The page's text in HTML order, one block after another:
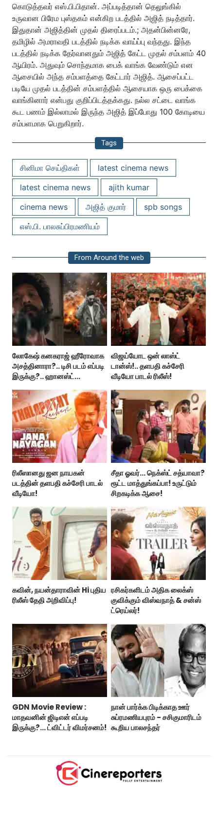
கொடுத்தவர் எஸ்.பி.பிதான். அப்படித்தான் தெலுங்கில்
உருவான பிரேம புஸ்தகம் என்கிற படத்தில் அஜித் நடித்தார்.
இதுதான் அஜித்தின் முதல் திரைப்படம்.; அதன்பின்னரே,
தமிழில் அமராவதி படத்தில் நடிக்க வாய்ப்பு வந்தது. இந்த
படத்தில் நடிக்க தேர்வானதும் அஜித் கேட்ட முதல் சம்பளம் 40
ஆயிரம். அதுவும் சொந்தமாக பைக் வாங்க வேண்டும் என
ஆசையில் அந்த சம்பளத்தை கேட்டார் அஜித். ஆசைப்பட்ட
படியே முதல் படத்தின் சம்பளத்தில் ஆசையாக ஒரு பைக்கை
வாங்கினார் என்பது குறிப்பிடத்தக்கது. நல்ல சட்டை வாங்க
கூட பணம் இல்லாமல் இருந்த அஜித் இப்போது 100 கோடியை
சம்பளமாக பெறுகிறார்.
Tags
சினிமா செய்திகள்
latest cinema news
latest cinema news
ajith kumar
cinema news
அஜித் குமார்
spb songs
எஸ்.பி. பாலசுப்பிரமணியம்
From Around the web
லோகேஷ் கனகராஜ் ஹீரோவாக
அசத்தினாரா?.. டிசி படம் எப்படி
இருக்கு?.. ஹானஸ்ட்
விஜய்யோட ஒன் லாஸ்ட்
டான்ஸ்!.. தளபதி கச்சேரி
வீடியோ பாடல் ரிலீஸ்!
ரிலீஸானது ஜன நாயகன்
படத்தின் தளபதி கச்சேரி பாடல்
வீடியோ!
சீதா ஓவர்… நெக்ஸ்ட் சத்யாவா?
ரூட்ட மாத்துங்கப்பா! உருட்டும்
சிறகடிக்க ஆசை!
கவின், நயன்தாராவின் Hi புதிய
ரிலீஸ் தேதி அறிவிப்பு!
ரசிகர்களிடம் அதிக லைக்ஸ்
குவிக்கும் விஸ்வநாத் & சன்ஸ்
ட்ரெய்லர்!
GDN Movie Review :
மாதவனின் ஜிடிஎன் எப்படி
இருக்கு?... ட்விட்டர் விமர்சனம்!
நான் பார்க்க பிடிக்காத ஊர்
சுப்ரமணியபுரம் - சசிகுமாரிடம்
கூறிய பாலசந்தர்